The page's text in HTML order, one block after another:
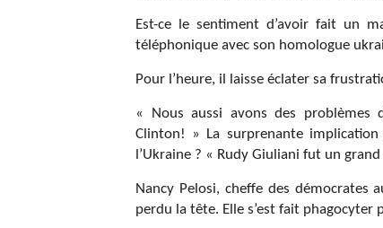
Est-ce le sentiment d’avoir fait un
téléphonique avec son homologue
Pour l’heure, il laisse éclater sa
« Nous aussi avons des problèmes
Clinton! » La surprenante
l’Ukraine ? « Rudy Giuliani fut un
Nancy Pelosi, cheffe des démocrates
perdu la tête. Elle s’est fait phagocyter